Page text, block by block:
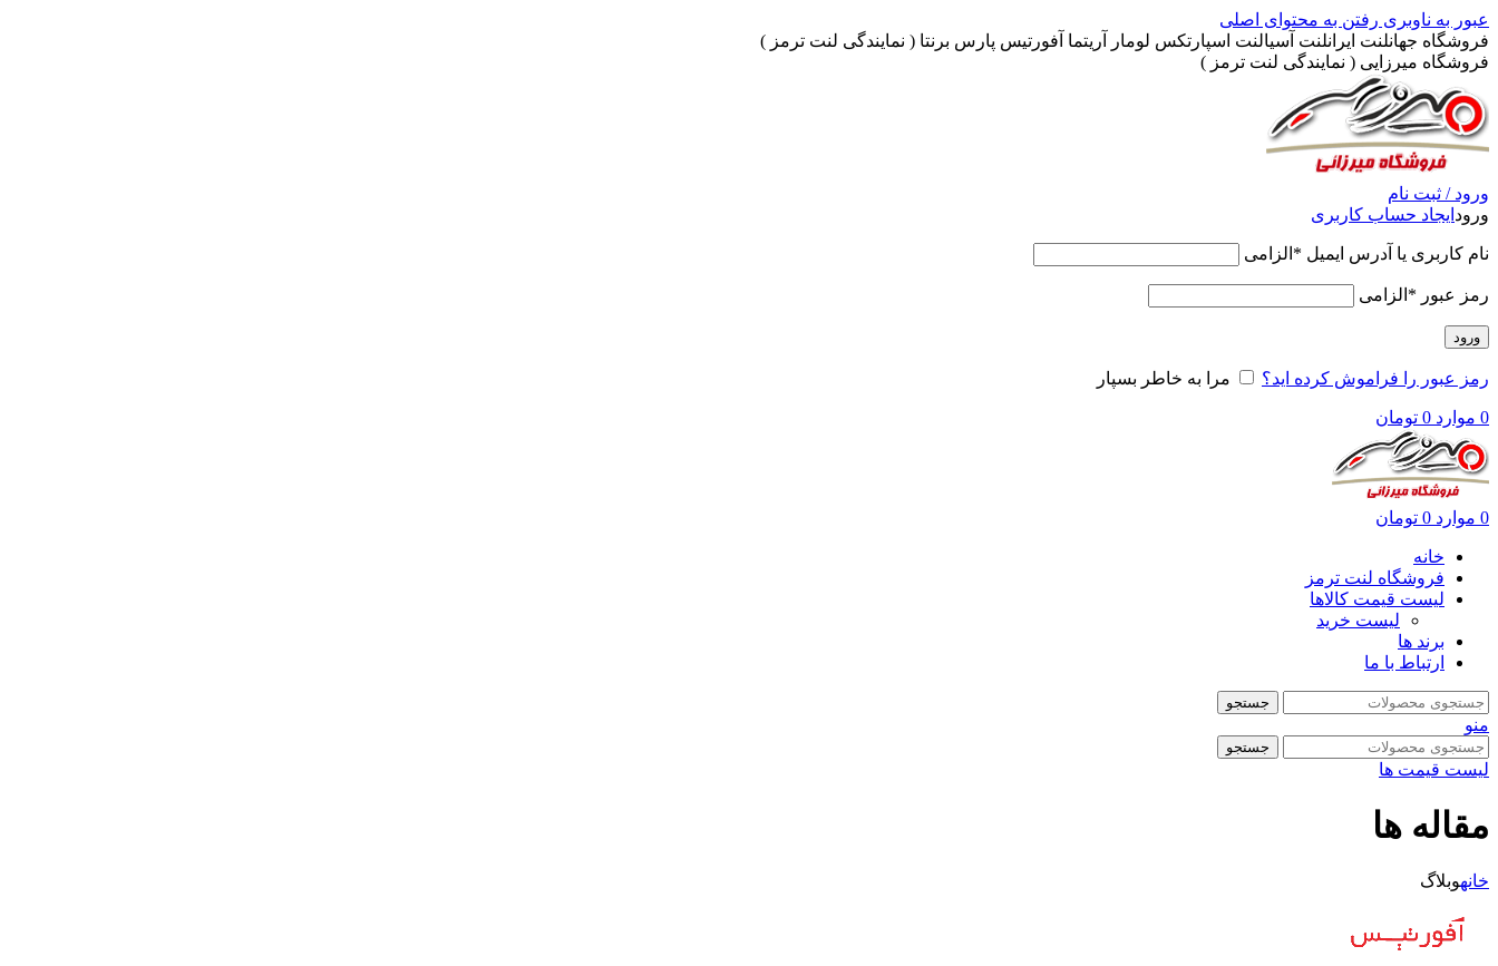
عبور به ناوبری رفتن به محتوای اصلی
فروشگاه جهانلنت ایرانلنت آسیالنت اسپارتکس لومار آریتما آفورتیس پارس برنتا ( نمایندگی لنت ترمز )
فروشگاه میرزایی ( نمایندگی لنت ترمز )
ورود / ثبت نام
ورود ایجاد حساب کاربری
نام کاربری یا آدرس ایمیل * الزامی
رمز عبور * الزامی
ورود
رمز عبور را فراموش کرده اید؟ مرا به خاطر بسپار
0 موارد 0 تومان
0 موارد 0 تومان
خانه
فروشگاه لنت ترمز
لیست قیمت کالاها
لیست خرید
برند ها
ارتباط با ما
جستجو
منو
جستجو
لیست قیمت ها
مقاله ها
خانهوبلاگ